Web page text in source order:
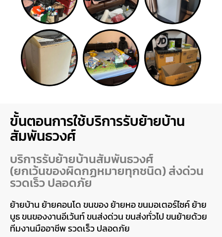
ขั้นตอนการใช้บริการรับย้ายบ้าน
สัมพันธวงศ์
บริการรับย้ายบ้านสัมพันธวงศ์
(ยกเว้นของผิดกฏหมายทุกชนิด) ส่งด่วน
รวดเร็ว ปลอดภัย
ย้ายบ้าน ย้ายคอนโด ขนของ ย้ายหอ ขนมอเตอร์ไซค์ ย้าย
บูธ ขนของงานอีเว้นท์ ขนส่งด่วน ขนส่งทั่วไป ขนย้ายด้วย
ทีมงานมืออาชีพ รวดเร็ว ปลอดภัย